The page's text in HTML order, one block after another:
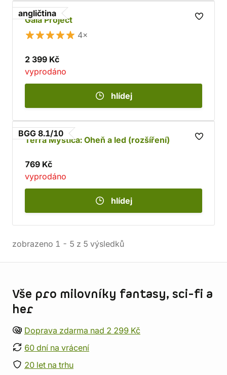
angličtina
Gaia Project
4×
2 399 Kč
vyprodáno
hlídej
BGG 8.1/10
Terra Mystica: Oheň a led (rozšíření)
769 Kč
vyprodáno
hlídej
zobrazeno 1 - 5 z 5 výsledků
Vše pro milovníky fantasy, sci-fi a
her
Doprava zdarma nad 2 299 Kč
60 dní na vrácení
20 let na trhu